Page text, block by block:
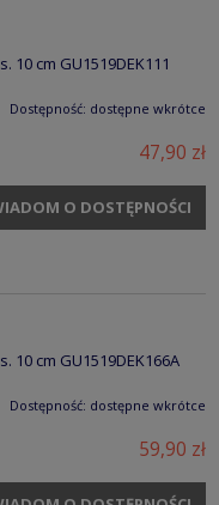
cm GU1519DEK111
Dostępność: dostępne wkrótce
47,90 zł
O DOSTĘPNOŚCI
10 cm GU1519DEK166A
Dostępność: dostępne wkrótce
59,90 zł